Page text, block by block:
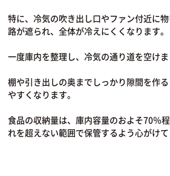
特に、冷気の吹き出し口やファン付近に
路が遮られ、全体が冷えにくくなります。
一度庫内を整理し、冷気の通り道を空けま
棚や引き出しの奥までしっかり隙間を作
やすくなります。
食品の収納量は、庫内容量のおよそ70％
れを超えない範囲で保管するよう心がけて